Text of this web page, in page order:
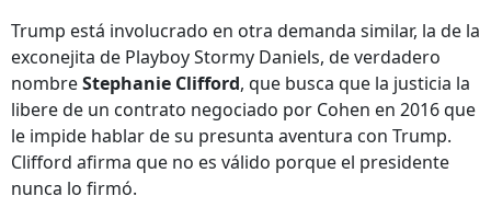
Trump está involucrado en otra demanda similar, la de la
exconejita de Playboy Stormy Daniels, de verdadero
nombreStephanie Clifford, que busca que la justicia la
libere de un contrato negociado por Cohen en 2016 que
le impide hablar de su presunta aventura con Trump.
Clifford afirma que no es válido porque el presidente
nunca lo firmó.